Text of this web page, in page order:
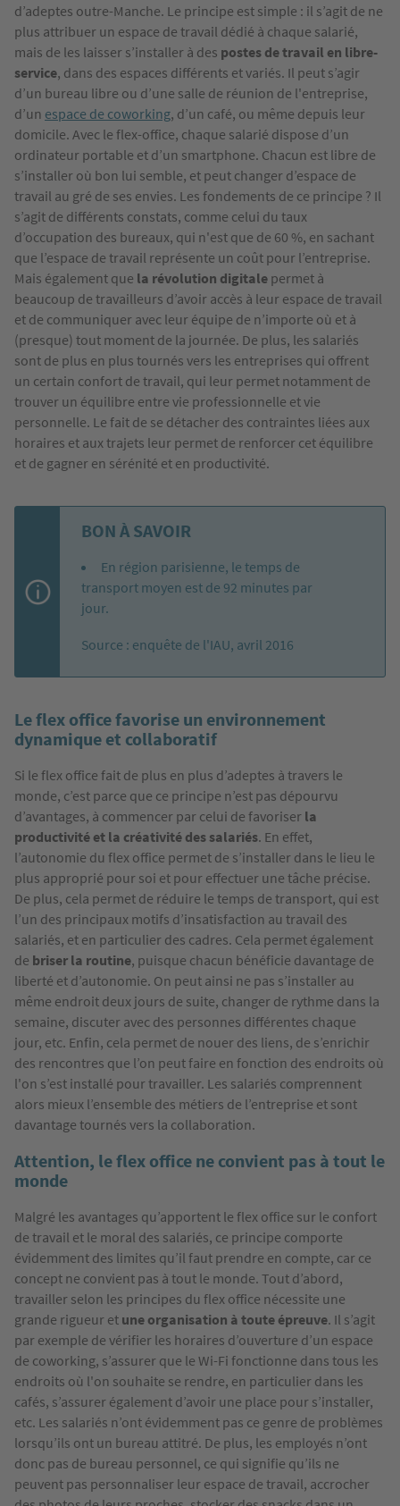
d’adeptes outre-Manche. Le principe est simple : il s’agit de ne
plus attribuer un espace de travail dédié à chaque salarié,
mais de les laisser s’installer à des postes de travail en libre-
service, dans des espaces différents et variés. Il peut s’agir
d’un bureau libre ou d’une salle de réunion de l'entreprise,
d’un espace de coworking, d’un café, ou même depuis leur
domicile. Avec le flex-office, chaque salarié dispose d’un
ordinateur portable et d’un smartphone. Chacun est libre de
s’installer où bon lui semble, et peut changer d’espace de
travail au gré de ses envies. Les fondements de ce principe ? Il
s’agit de différents constats, comme celui du taux
d’occupation des bureaux, qui n'est que de 60 %, en sachant
que l’espace de travail représente un coût pour l’entreprise.
Mais également que la révolution digitale permet à
beaucoup de travailleurs d’avoir accès à leur espace de travail
et de communiquer avec leur équipe de n’importe où et à
(presque) tout moment de la journée. De plus, les salariés
sont de plus en plus tournés vers les entreprises qui offrent
un certain confort de travail, qui leur permet notamment de
trouver un équilibre entre vie professionnelle et vie
personnelle. Le fait de se détacher des contraintes liées aux
horaires et aux trajets leur permet de renforcer cet équilibre
et de gagner en sérénité et en productivité.
BON À SAVOIR
En région parisienne, le temps de
transport moyen est de 92 minutes par
jour.
Source : enquête de l'IAU, avril 2016
Le flex office favorise un environnement
dynamique et collaboratif
Si le flex office fait de plus en plus d’adeptes à travers le
monde, c’est parce que ce principe n’est pas dépourvu
d’avantages, à commencer par celui de favoriser la
productivité et la créativité des salariés. En effet,
l’autonomie du flex office permet de s’installer dans le lieu le
plus approprié pour soi et pour effectuer une tâche précise.
De plus, cela permet de réduire le temps de transport, qui est
l’un des principaux motifs d’insatisfaction au travail des
salariés, et en particulier des cadres. Cela permet également
de briser la routine, puisque chacun bénéficie davantage de
liberté et d’autonomie. On peut ainsi ne pas s’installer au
même endroit deux jours de suite, changer de rythme dans la
semaine, discuter avec des personnes différentes chaque
jour, etc. Enfin, cela permet de nouer des liens, de s’enrichir
des rencontres que l’on peut faire en fonction des endroits où
l'on s’est installé pour travailler. Les salariés comprennent
alors mieux l’ensemble des métiers de l’entreprise et sont
davantage tournés vers la collaboration.
Attention, le flex office ne convient pas à tout le
monde
Malgré les avantages qu’apportent le flex office sur le confort
de travail et le moral des salariés, ce principe comporte
évidemment des limites qu’il faut prendre en compte, car ce
concept ne convient pas à tout le monde. Tout d’abord,
travailler selon les principes du flex office nécessite une
grande rigueur et une organisation à toute épreuve. Il s’agit
par exemple de vérifier les horaires d’ouverture d’un espace
de coworking, s’assurer que le Wi-Fi fonctionne dans tous les
endroits où l'on souhaite se rendre, en particulier dans les
cafés, s’assurer également d’avoir une place pour s’installer,
etc. Les salariés n’ont évidemment pas ce genre de problèmes
lorsqu’ils ont un bureau attitré. De plus, les employés n’ont
donc pas de bureau personnel, ce qui signifie qu’ils ne
peuvent pas personnaliser leur espace de travail, accrocher